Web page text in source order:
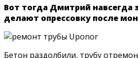
Вот тогда Дмитрий навсегда
делают опрессовку после
Бетон раздолбили, трубу